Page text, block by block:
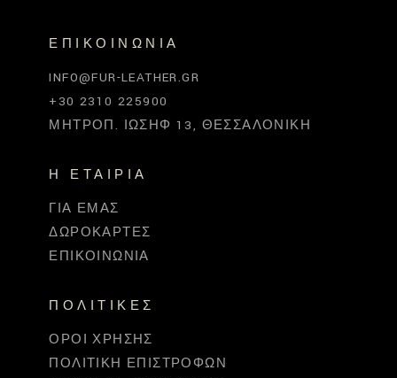
ΕΠΙΚΟΙΝΩΝΊΑ
INFO@FUR-LEATHER.GR
+30 2310 225900
ΜΗΤΡΟΠ. ΙΩΣΉΦ 13, ΘΕΣΣΑΛΟΝΊΚΗ
Η ΕΤΑΙΡΊΑ
ΓΙΑ ΕΜΆΣ
ΔΩΡΟΚΆΡΤΕΣ
ΕΠΙΚΟΙΝΩΝΊΑ
ΠΟΛΙΤΙΚΈΣ
ΌΡΟΙ ΧΡΉΣΗΣ
ΠΟΛΙΤΙΚΉ ΕΠΙΣΤΡΟΦΏΝ